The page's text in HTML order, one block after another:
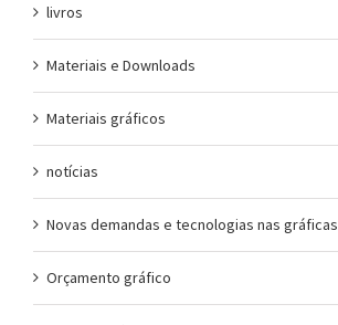
livros
Materiais e Downloads
Materiais gráficos
notícias
Novas demandas e tecnologias nas gráficas
Orçamento gráfico